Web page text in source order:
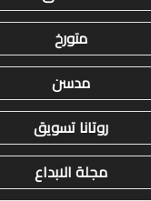
متورخ
مدسن
روتانا تسويق
مجلة الابداع